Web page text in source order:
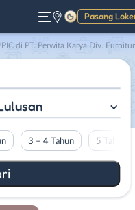
Pasang
Gelap
di PT. Perwita Karya Div.
3 – 4 Tahun 5 Tahun